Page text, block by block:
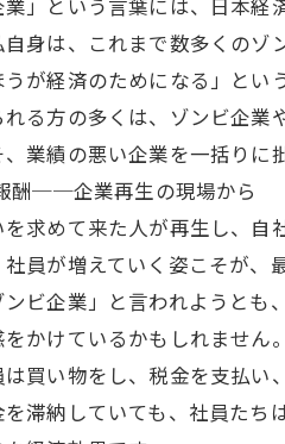
業」という言葉には、日本
自身は、これまで数多くのゾ
うが経済のためになる」とい
る方の多くは、ゾンビ企業
業績の悪い企業を一括りに
酬──企業再生の現場から
求めて来た人が再生し、自
員が増えていく姿こそが、
ビ企業」と言われようとも
かけているかもしれません。
買い物をし、税金を支払い
滞納していても、社員たち